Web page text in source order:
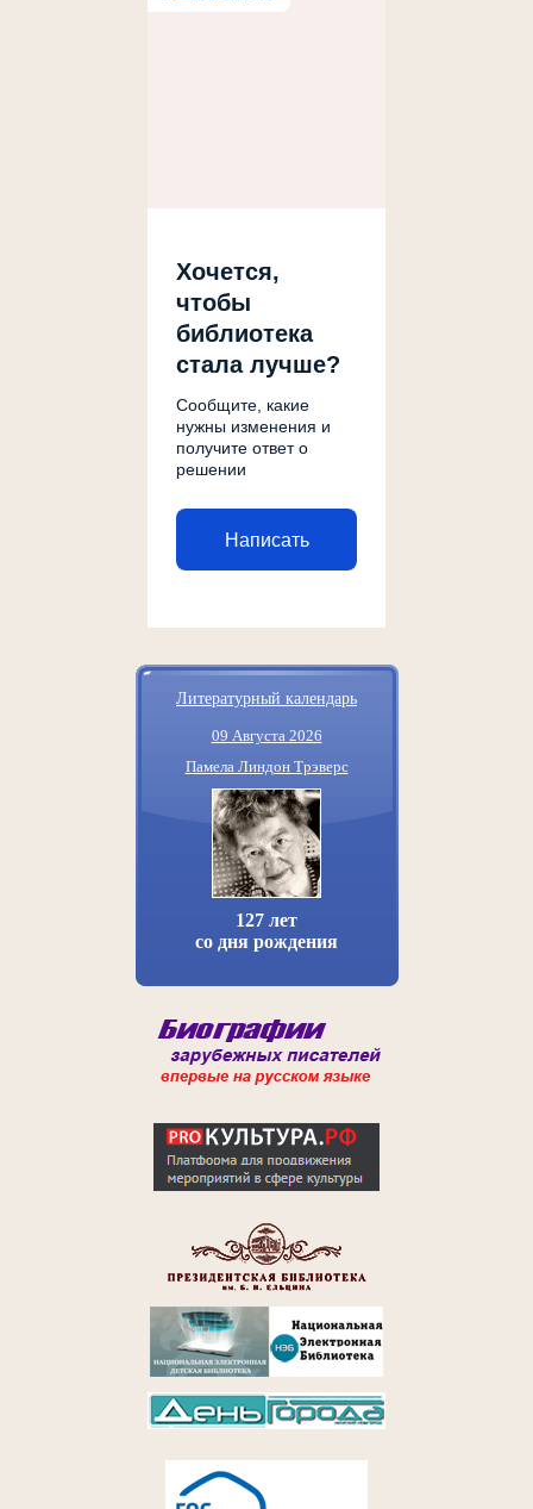
Хочется,
чтобы
библиотека
стала лучше?
Сообщите, какие
нужны изменения и
получите ответ о
решении
Написать
Литературный календарь
09 Августа 2026
Памела Линдон Трэверс
127 лет
со дня рождения